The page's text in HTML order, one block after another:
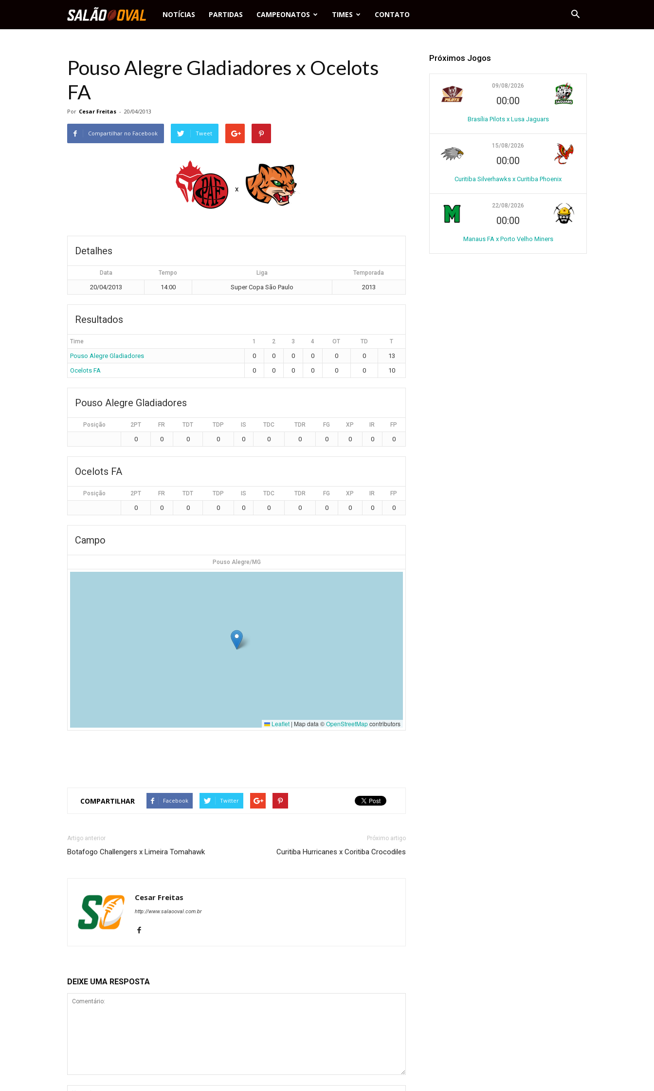
Salão
NOTÍCIAS PARTIDAS CAMPEONATOS TIMES CONTATO
Pouso Alegre Gladiadores x Ocelots
FA
Por Cesar Freitas - 20/04/2013
Compartilhar no Facebook Tweet
x
Detalhes
Data Tempo Liga Temporada
20/04/2013 14:00 Super Copa São Paulo 2013
Resultados
Time 1 2 3 4 OT TD T
Pouso Alegre Gladiadores 0 0 0 0 0 0
13
Ocelots FA
0 0 0 0 0 0 10
Pouso Alegre Gladiadores
Posição 2PT FR TDT TDP IS TDC TDR FG XP IR FP
0 0 0 0 0 0 0 0 0 0 0
Ocelots FA
Posição 2PT FR TDT TDP IS TDC TDR FG XP IR FP
0 0 0 0 0 0 0 0 0 0 0
Campo
Pouso Alegre/MG
Leaflet | Map data ©OpenStreetMapcontributors
COMPARTILHAR Facebook Twitter
Artigo anterior
Botafogo Challengers x Limeira Tomahawk
Próximo artigo
Curitiba Hurricanes x Coritiba Crocodiles
Cesar Freitas
http://www.salaooval.com.br
DEIXE UMA RESPOSTA
Próximos Jogos
09/08/2026
00:00
Brasília Pilots x Lusa Jaguars
15/08/2026
00:00
Curitiba Silverhawks x Curitiba Phoenix
22/08/2026
00:00
Manaus FA x Porto Velho Miners